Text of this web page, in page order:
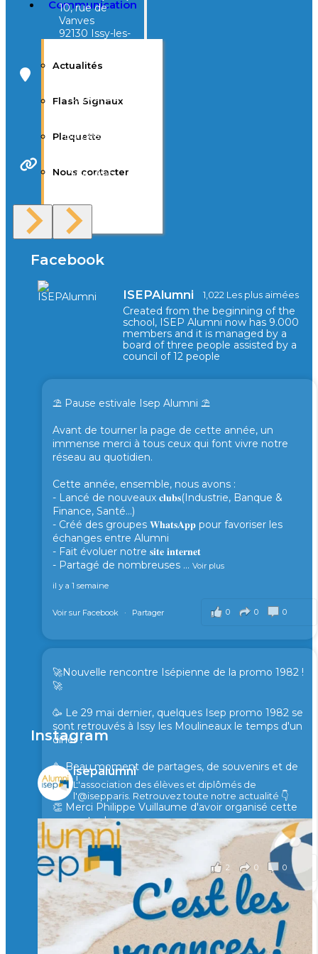
Communication
Actualités
Flash Signaux
Plaquette
Nous contacter
F.A.Q
10, rue de
Vanves
92130 Issy-les-
40, avenue
d’Eysines
Bordeaux
Site Web
Facebook
ISEPAlumni 1,022 Les plus aimées
Created from the beginning of the
school, ISEP Alumni now has 9.000
members and it is managed by a
board of three people assisted by a
council of 12 people
⛱️ Pause estivale Isep Alumni ⛱️
Avant de tourner la page de cette année, un
immense merci à tous ceux qui font vivre notre
réseau au quotidien.
Cette année, ensemble, nous avons :
- Lancé de nouveaux 𝐜𝐥𝐮𝐛𝐬(Industrie, Banque &
Finance, Santé...)
- Créé des groupes 𝐖𝐡𝐚𝐭𝐬𝐀𝐩𝐩 pour favoriser les
échanges entre Alumni
- Fait évoluer notre 𝐬𝐢𝐭𝐞 𝐢𝐧𝐭𝐞𝐫𝐧𝐞𝐭
- Partagé de nombreuses ... Voir plus
il y a 1 semaine
0 0 0
Voir sur Facebook · Partager
🚀Nouvelle rencontre Isépienne de la promo 1982 !
🚀
🥳 Le 29 mai dernier, quelques Isep promo 1982 se
sont retrouvés à Issy les Moulineaux le temps d'un
diner !
🥳 Beau moment de partages, de souvenirs et de
rires !
👏 Merci Philippe Vuillaume d'avoir organisé cette
rencontre !
il y a 2 mois
2 0 0
Voir sur Facebook · Partager
🙏 Soutenez l’Isep via la taxe d’apprentissage 2026
et contribuons ensemble à former les générations
d’ingénieurs de demain. 🙏
Instagram
isepalumni
L'association des élèves et diplômés de
l'@isepparis. Retrouvez toute notre actualité 👇